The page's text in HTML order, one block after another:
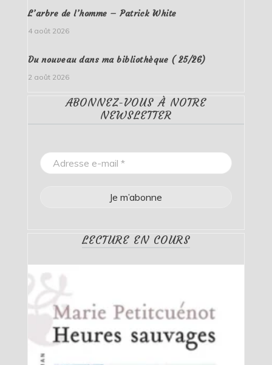
L’arbre de l’homme – Patrick White
4 août 2026
Du nouveau dans ma bibliothèque ( 25/26)
2 août 2026
ABONNEZ-VOUS À NOTRE
NEWSLETTER
LECTURE EN COURS